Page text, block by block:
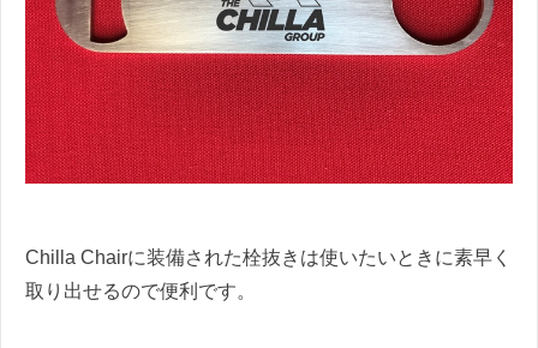
Chilla Chairに装備された栓抜きは使いたいときに素早く
取り出せるので便利です。